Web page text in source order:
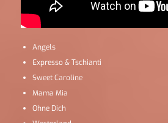
Angels
Expresso & Tschianti
Sweet Caroline
Mama Mia
Ohne Dich